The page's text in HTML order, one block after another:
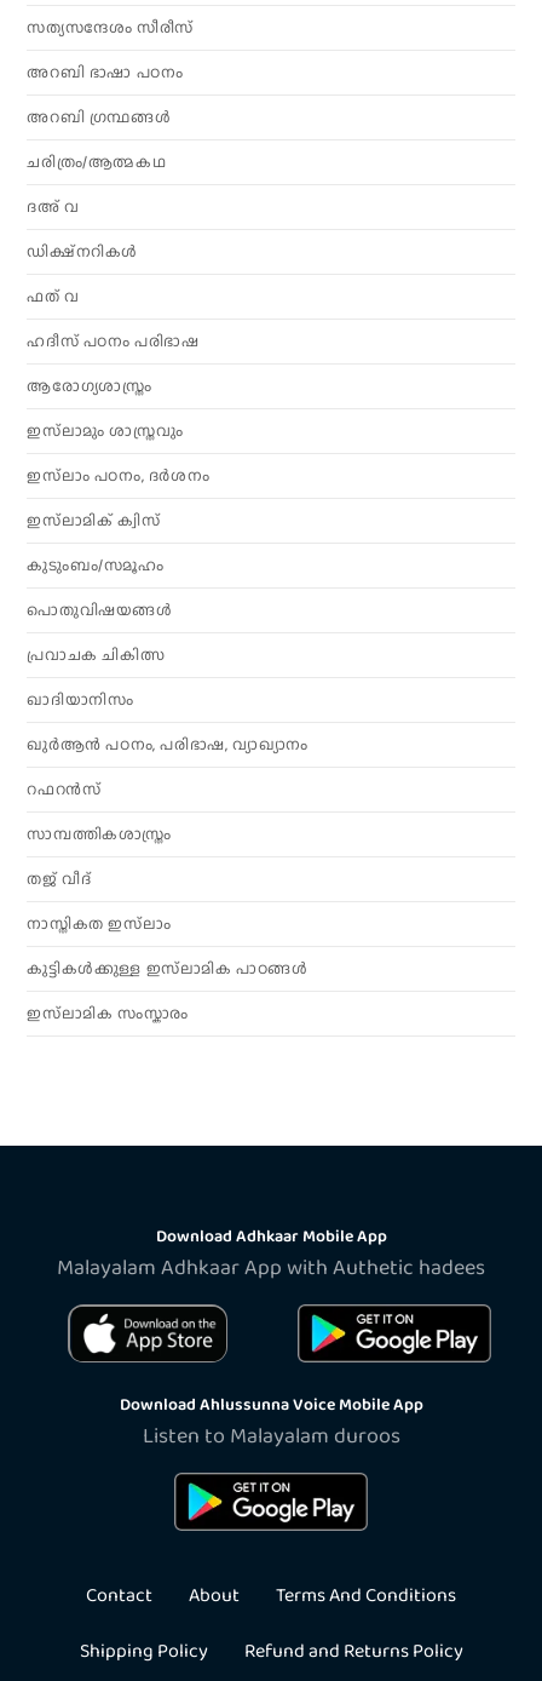
സത്യസന്ദേശം സീരീസ്
അറബി ഭാഷാ പഠനം
അറബി ഗ്രന്ഥങ്ങൾ
ചരിത്രം/ആത്മകഥ
ദഅ് വ
ഡിക്ഷ്നറികൾ
ഫത് വ
ഹദീസ് പഠനം പരിഭാഷ
ആരോഗ്യശാസ്ത്രം
ഇസ്‌ലാമും ശാസ്ത്രവും
ഇസ്‌ലാം പഠനം, ദർശനം
ഇസ്‌ലാമിക് ക്വിസ്
കുടുംബം/സമൂഹം
പൊതുവിഷയങ്ങൾ
പ്രവാചക ചികിത്സ
ഖാദിയാനിസം
ഖുർആൻ പഠനം, പരിഭാഷ, വ്യാഖ്യാനം
റഫറൻസ്
സാമ്പത്തികശാസ്ത്രം
തജ് വീദ്
നാസ്തികത ഇസ്‌ലാം
കുട്ടികൾക്കുള്ള ഇസ്‌ലാമിക പാഠങ്ങൾ
ഇസ്‌ലാമിക സംസ്കാരം
Download Adhkaar Mobile App
Malayalam Adhkaar App with Authetic hadees
Download Ahlussunna Voice Mobile App
Listen to Malayalam duroos
Contact About
Terms And Conditions
Shipping Policy
Refund and Returns Policy